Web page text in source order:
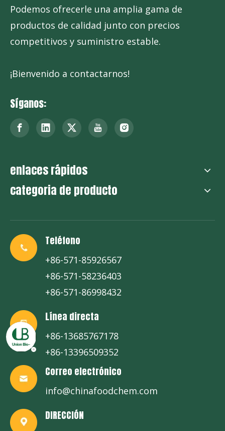
Podemos ofrecerle una amplia gama de
productos de calidad junto con precios
competitivos y suministro estable.
¡Bienvenido a contactarnos!
Síganos:
enlaces rápidos
categoria de producto
Teléfono
+86-571-85926567
+86-571-58236403
+86-571-86998432
Línea directa
+86-13685767178
+86-13396509352
Correo electrónico
info@chinafoodchem.com
DIRECCIÓN